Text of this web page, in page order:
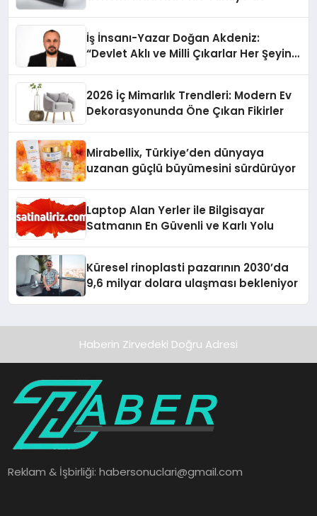
İş İnsanı-Yazar Doğan Akdeniz:
“Devlet Aklı ve Milli Çıkarlar Her Şeyin
2026 İç Mimarlık Trendleri: Modern Ev
Dekorasyonunda Öne Çıkan Fikirler
Mirabellix, Türkiye’den dünyaya
uzanan güçlü büyümesini sürdürüyor
Laptop Alan Yerler ile Bilgisayar
Satmanın En Güvenli ve Karlı Yolu
Küresel rinoplasti pazarının 2030’da
9,6 milyar dolara ulaşması bekleniyor
Haberin Zirvedeki Doğru Adresi
Reklam & İşbirliği:habersonuclari@gmail.com